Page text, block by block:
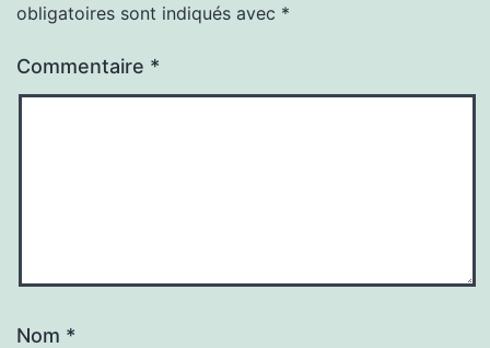
obligatoires sont indiqués avec *
Commentaire *
Nom *